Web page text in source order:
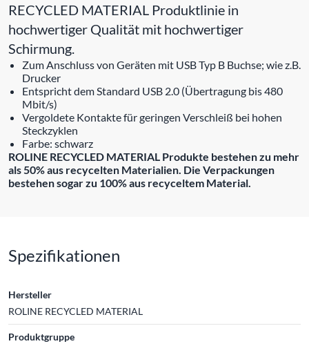
RECYCLED MATERIAL Produktlinie in
hochwertiger Qualität mit hochwertiger
Schirmung.
Zum Anschluss von Geräten mit USB Typ B Buchse; wie z.B.
Drucker
Entspricht dem Standard USB 2.0 (Übertragung bis 480
Mbit/s)
Vergoldete Kontakte für geringen Verschleiß bei hohen
Steckzyklen
Farbe: schwarz
ROLINE RECYCLED MATERIAL Produkte bestehen zu mehr
als 50% aus recycelten Materialien. Die Verpackungen
bestehen sogar zu 100% aus recyceltem Material.
Spezifikationen
Hersteller
ROLINE RECYCLED MATERIAL
Produktgruppe